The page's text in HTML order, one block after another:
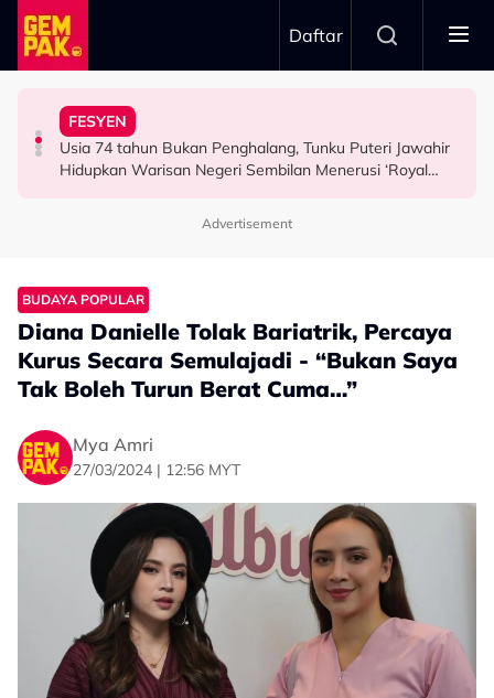
Skip to main content
Daftar
HIBURAN
“Saya Memang Suka Gaya Streetwear…” - Ezaidi Aziz
FESYEN
Usia 74 tahun Bukan Penghalang, Tunku Puteri Jawahir
Hidupkan Warisan Negeri Sembilan Menerusi ‘Royal
BERITA
Tertelan Serpihan Lidi Sate, Wanita Saman Singapore
Airlines
HIBURAN
Permintaan Aneh Jared Leto Di Lokasi, Minta Nelayan
Tangkap Ikan Segar Setiap Hari
Advertisement
BUDAYA POPULAR
Diana Danielle Tolak Bariatrik, Percaya
Kurus Secara Semulajadi - “Bukan Saya
Tak Boleh Turun Berat Cuma…”
Mya Amri
27/03/2024 | 12:56 MYT